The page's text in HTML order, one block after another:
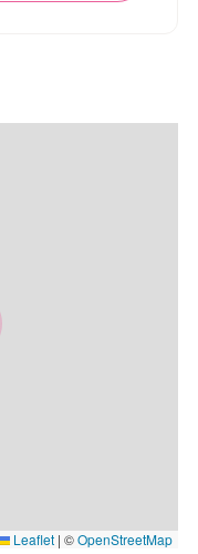
Leaflet | ©OpenStreetMap